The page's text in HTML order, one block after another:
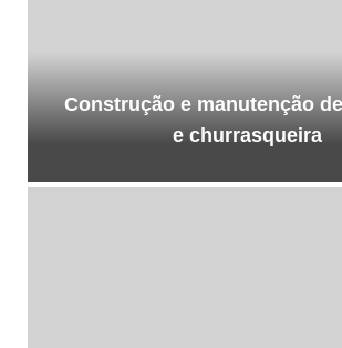
Construção e manutenção
e churrasqueira